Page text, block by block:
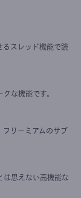
るスレッド機能で読
な機能です。
フリーミアムのサブ
は思えない高機能な